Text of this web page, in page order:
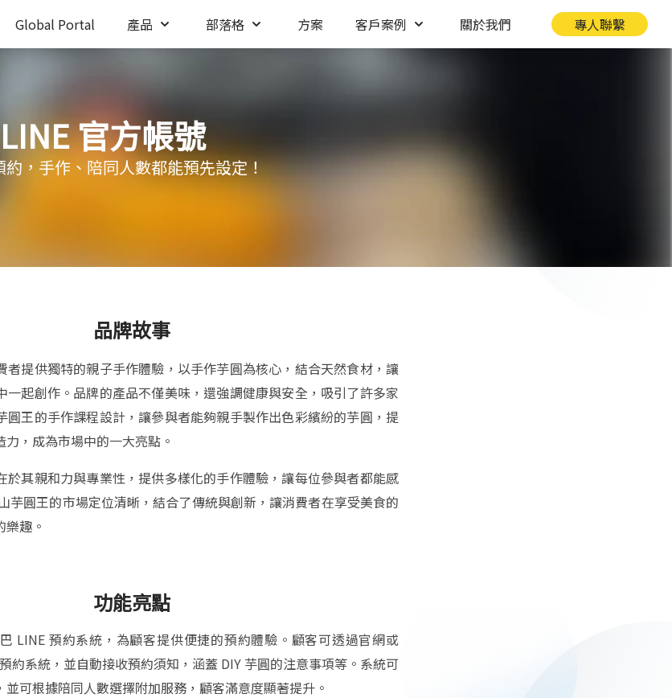
Global Portal 產品 部落格 方案 客戶案例 關於我們 專人聯繫
官方帳號
約，手作、陪同人數都能預先設定！
品牌故事
者提供獨特的親子手作體驗，以手作芋圓為核心，結合天然食材，讓
一起創作。品牌的產品不僅美味，還強調健康與安全，吸引了許多家
圓王的手作課程設計，讓參與者能夠親手製作出色彩繽紛的芋圓，提
，成為市場中的一大亮點。
於其親和力與專業性，提供多樣化的手作體驗，讓每位參與者都能感
芋圓王的市場定位清晰，結合了傳統與創新，讓消費者在享受美食的
趣。
功能亮點
LINE 預約系統，為顧客提供便捷的預約體驗。顧客可透過官網或
約系統，並自動接收預約須知，涵蓋 DIY 芋圓的注意事項等。系統可
可根據陪同人數選擇附加服務，顧客滿意度顯著提升。